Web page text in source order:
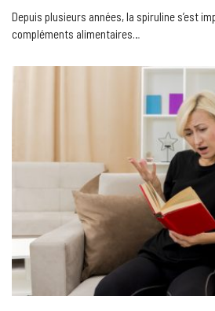
Depuis plusieurs années, la spiruline s’est
compléments alimentaires…